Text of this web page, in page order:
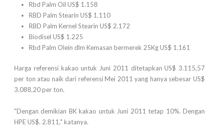
Rbd Palm Oil US$ 1.158
RBD Palm Stearin US$ 1.110
RBD Palm Kernel Stearin US$ 2.172
Biodisel US$ 1.225
Rbd Palm Olein dlm Kemasan bermerek 25Kg US$ 1.161
Harga referensi kakao untuk Juni 2011 ditetapkan US$ 3.115,57
per ton atau naik dari referensi Mei 2011 yang hanya sebesar US$
3.088,20 per ton.
"Dengan demikian BK kakao untuk Juni 2011 tetap 10%. Dengan
HPE US$. 2.811," katanya.